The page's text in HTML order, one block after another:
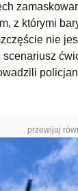
z którymi
nie
przewijaj